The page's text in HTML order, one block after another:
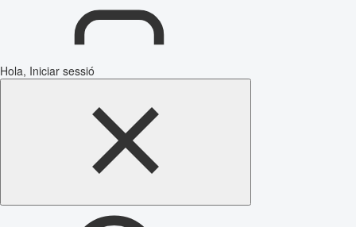
Hola, Iniciar sessió